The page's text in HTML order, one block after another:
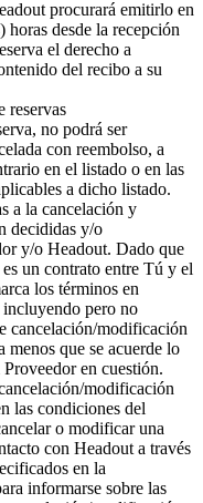
procurará emitirlo en
desde la recepción
el derecho a
del recibo a su
reservas
no podrá ser
con reembolso, a
en el listado o en las
a dicho listado.
a la cancelación y
decididas y/o
y/o Headout. Dado que
un contrato entre Tú y el
los términos en
pero no
cancelación/modificación
menos que se acuerde lo
en cuestión.
modificación
las condiciones del
o modificar una
con Headout a través
en la
informarse sobre las